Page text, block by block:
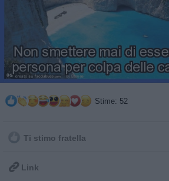
Stime: 52
Ti stimo fratella
 Link